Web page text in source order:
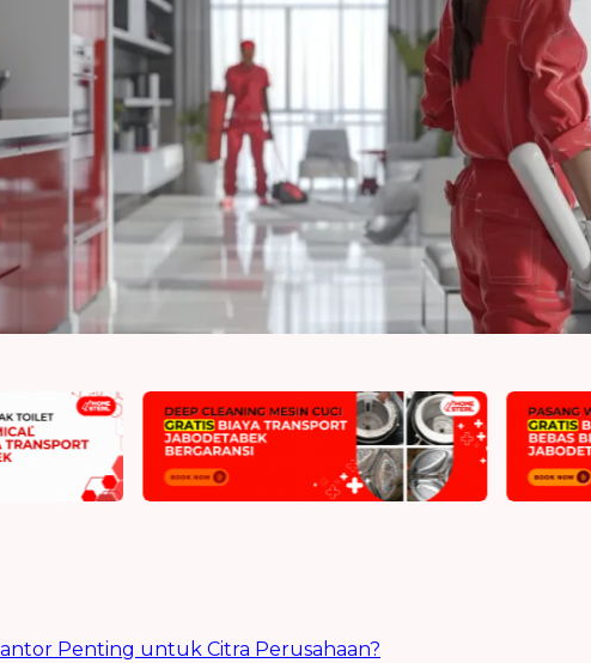
Penting untuk Citra Perusahaan?